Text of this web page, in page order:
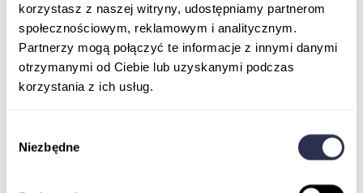
korzystasz z naszej witryny, udostępniamy partnerom
społecznościowym, reklamowym i analitycznym.
Partnerzy mogą połączyć te informacje z innymi danymi
otrzymanymi od Ciebie lub uzyskanymi podczas
korzystania z ich usług.
zgody
Niezbędne